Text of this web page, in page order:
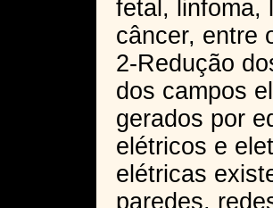
fetal, linfoma,
câncer, entre
2-Redução
dos campos
gerados por
elétricos e
elétricas
paredes,